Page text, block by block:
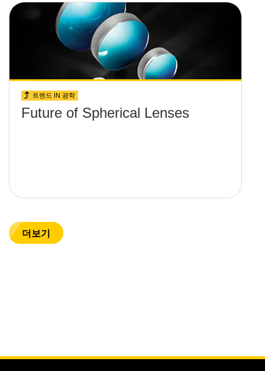
트렌드 IN 광학
Future of Spherical Lenses
더보기